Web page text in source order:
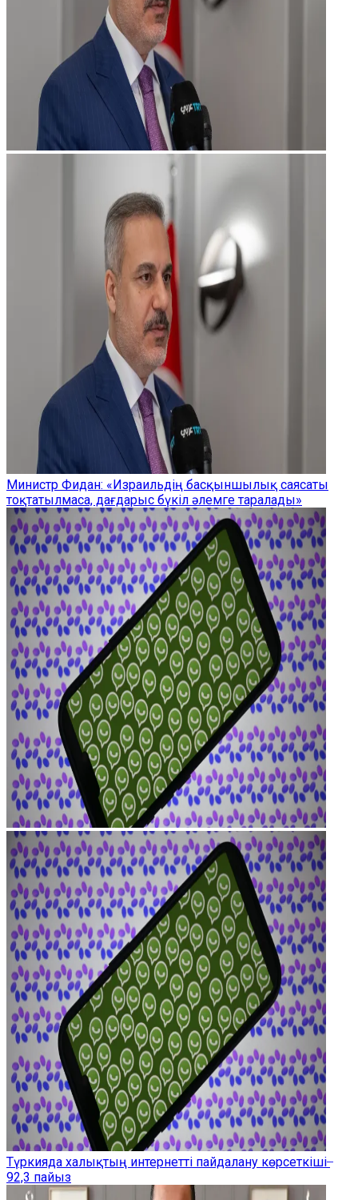
Министр Фидан: «Израильдің басқыншылық саясаты
тоқтатылмаса, дағдарыс бүкіл әлемге таралады»
Түркияда халықтың интернетті пайдалану көрсеткіші ̶
92,3 пайыз